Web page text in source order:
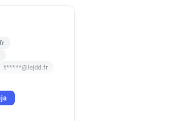
t*****@lejdd.fr